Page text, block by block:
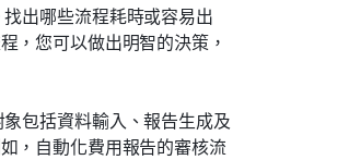
出哪些流程耗時或容易出
，您可以做出明智的決策，
包括資料輸入、報告生成及
，自動化費用報告的審核流